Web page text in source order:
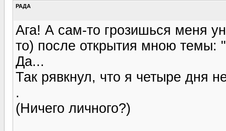
РАДА
Ага! А сам-то грозишься меня
то) после открытия мною темы:
Да...
Так рявкнул, что я четыре дня
.
(Ничего личного?)